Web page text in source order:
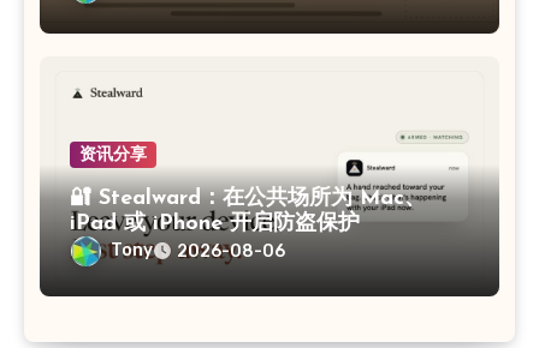
资讯分享
🔐 Stealward：在公共场所为 Mac、
iPad 或 iPhone 开启防盗保护
Tony 2026-08-06